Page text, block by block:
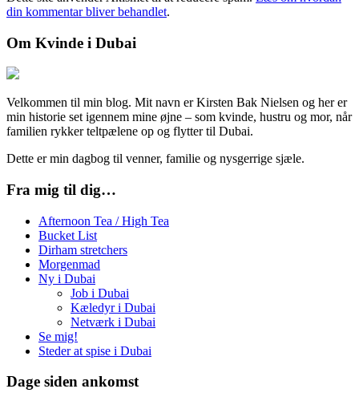
din kommentar bliver behandlet.
Om Kvinde i Dubai
Velkommen til min blog. Mit navn er Kirsten Bak Nielsen og her er
min historie set igennem mine øjne – som kvinde, hustru og mor, når
familien rykker teltpælene op og flytter til Dubai.
Dette er min dagbog til venner, familie og nysgerrige sjæle.
Fra mig til dig…
Afternoon Tea / High Tea
Bucket List
Dirham stretchers
Morgenmad
Ny i Dubai
Job i Dubai
Kæledyr i Dubai
Netværk i Dubai
Se mig!
Steder at spise i Dubai
Dage siden ankomst